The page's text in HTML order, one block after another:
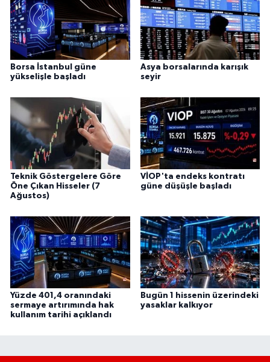
Borsa İstanbul güne
yükselişle başladı
Asya borsalarında karışık
seyir
Teknik Göstergelere Göre
Öne Çıkan Hisseler (7
Ağustos)
VİOP'ta endeks kontratı
güne düşüşle başladı
Yüzde 401,4 oranındaki
sermaye artırımında hak
kullanım tarihi açıklandı
Bugün 1 hissenin üzerindeki
yasaklar kalkıyor